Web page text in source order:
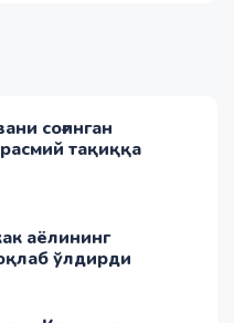
соғинган
тақиққа
аёлининг
ўлдирди